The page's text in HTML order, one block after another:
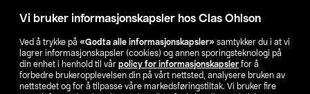
Vi bruker informasjonskapsler hos Clas Ohlson
Ved å trykke på «Godta alle informasjonskapsler» samtykker du i at vi
lagrer informasjonskapsler (cookies) og annen sporingsteknologi på
din enhet i henhold til vår policy for informasjonskapsler for å
forbedre brukeropplevelsen din på vårt nettsted, analysere bruken av
nettstedet og for å tilpasse våre markedsføringstiltak. Vi bruker fire
Våre selskaper
Finn din butikk